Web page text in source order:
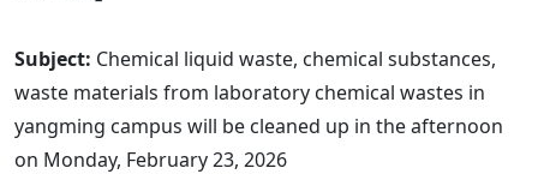
Subject: Chemical liquid waste, chemical substances,
waste materials from laboratory chemical wastes in
yangming campus will be cleaned up in the afternoon
on Monday, February 23, 2026